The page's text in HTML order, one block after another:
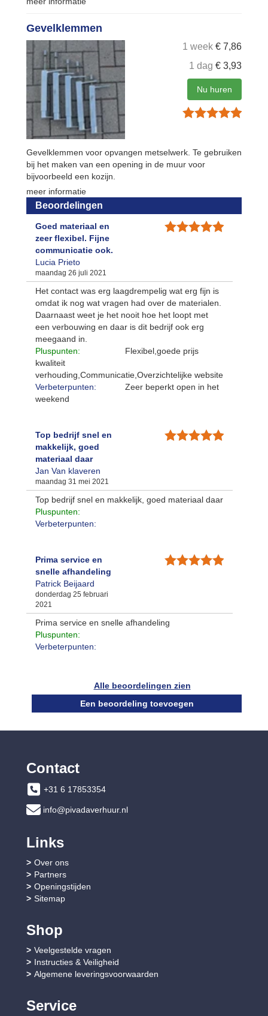
Gevelklemmen
1 week € 7,86
1 dag € 3,93
Nu huren
Gevelklemmen voor opvangen metselwerk. Te gebruiken
bij het maken van een opening in de muur voor
bijvoorbeeld een kozijn.
meer informatie
Beoordelingen
Goed materiaal en
zeer flexibel. Fijne
communicatie ook.
Lucia Prieto
maandag 26 juli 2021
Het contact was erg laagdrempelig wat erg fijn is
omdat ik nog wat vragen had over de materialen.
Daarnaast weet je het nooit hoe het loopt met
een verbouwing en daar is dit bedrijf ook erg
meegaand in.
Pluspunten:
Flexibel,goede prijs
kwaliteit
verhouding,Communicatie,Overzichtelijke website
Verbeterpunten:
Zeer beperkt open in het
weekend
Top bedrijf snel en
makkelijk, goed
materiaal daar
Jan Van klaveren
maandag 31 mei 2021
Top bedrijf snel en makkelijk, goed materiaal daar
Pluspunten:
Verbeterpunten:
Prima service en
snelle afhandeling
Patrick Beijaard
donderdag 25 februari
2021
Prima service en snelle afhandeling
Pluspunten:
Verbeterpunten:
Alle beoordelingen zien
Een beoordeling toevoegen
Contact
+31 6 17853354
info@pivadaverhuur.nl
Links
Over ons
Partners
Openingstijden
Sitemap
Shop
Veelgestelde vragen
Instructies & Veiligheid
Algemene leveringsvoorwaarden
Service